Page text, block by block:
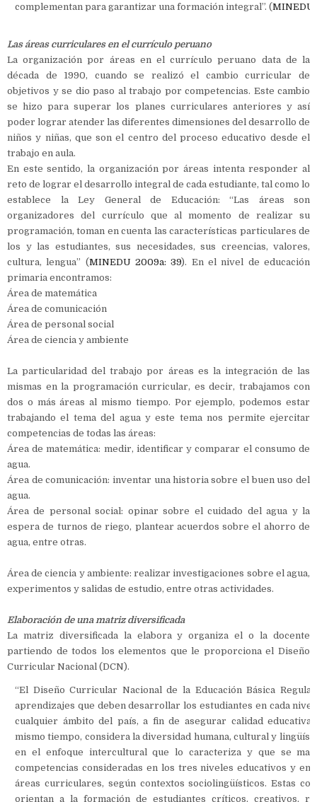
complementan para garantizar una formación integral”. (MINEDU
Las áreas curriculares en el currículo peruano
La organización por áreas en el currículo peruano data de la
década de 1990, cuando se realizó el cambio curricular de
objetivos y se dio paso al trabajo por competencias. Este cambio
se hizo para superar los planes curriculares anteriores y así
poder lograr atender las diferentes dimensiones del desarrollo de
niños y niñas, que son el centro del proceso educativo desde el
trabajo en aula.
En este sentido, la organización por áreas intenta responder al
reto de lograr el desarrollo integral de cada estudiante, tal como lo
establece la Ley General de Educación: “Las áreas son
organizadores del currículo que al momento de realizar su
programación, toman en cuenta las características particulares de
los y las estudiantes, sus necesidades, sus creencias, valores,
cultura, lengua” (MINEDU 2009a: 39). En el nivel de educación
primaria encontramos:
Área de matemática
Área de comunicación
Área de personal social
Área de ciencia y ambiente
La particularidad del trabajo por áreas es la integración de las
mismas en la programación curricular, es decir, trabajamos con
dos o más áreas al mismo tiempo. Por ejemplo, podemos estar
trabajando el tema del agua y este tema nos permite ejercitar
competencias de todas las áreas:
Área de matemática: medir, identificar y comparar el consumo de
agua.
Área de comunicación: inventar una historia sobre el buen uso del
agua.
Área de personal social: opinar sobre el cuidado del agua y la
espera de turnos de riego, plantear acuerdos sobre el ahorro de
agua, entre otras.
Área de ciencia y ambiente: realizar investigaciones sobre el agua,
experimentos y salidas de estudio, entre otras actividades.
Elaboración de una matriz diversificada
La matriz diversificada la elabora y organiza el o la docente
partiendo de todos los elementos que le proporciona el Diseño
Curricular Nacional (DCN).
“El Diseño Curricular Nacional de la Educación Básica
aprendizajes que deben desarrollar los estudiantes en cada nivel
cualquier ámbito del país, a fin de asegurar calidad educativa
mismo tiempo, considera la diversidad humana, cultural y
en el enfoque intercultural que lo caracteriza y que se
competencias consideradas en los tres niveles educativos y en
áreas curriculares, según contextos sociolingüísticos. Estas
orientan a la formación de estudiantes críticos, creativos,